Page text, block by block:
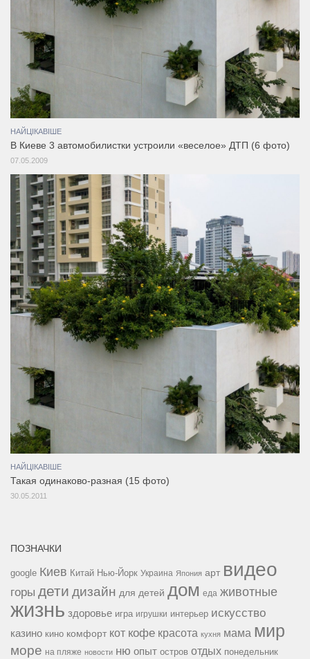
НАЙЦІКАВІШЕ
В Киеве 3 автомобилистки устроили «веселое» ДТП (6 фото)
07.05.2009
НАЙЦІКАВІШЕ
Такая одинаково-разная (15 фото)
30.05.2011
ПОЗНАЧКИ
google Киев Китай Нью-Йорк Украина Япония арт видео
горы дети дизайн для детей дом еда животные
жизнь здоровье игра игрушки интерьер искусство
казино кино комфорт кот кофе красота кухня мама мир
море на пляже новости ню опыт остров отдых понедельник